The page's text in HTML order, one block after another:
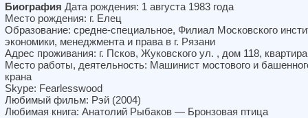
Биография Дата рождения: 1 августа 1983 года
Место рождения: г. Елец
Образование: средне-специальное, Филиал Московского
экономики, менеджмента и права в г. Рязани
Адрес проживания: г. Псков, Жуковского ул. , дом 118,
Место работы, деятельность: Машинист мостового и
крана
Skype: Fearlesswood
Любимый фильм: Рэй (2004)
Любимая книга: Анатолий Рыбаков — Бронзовая птица